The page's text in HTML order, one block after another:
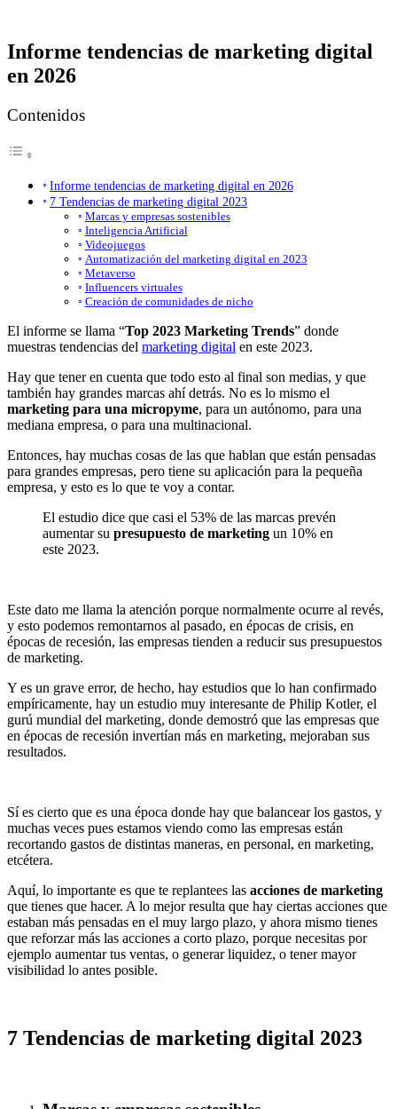
Informe tendencias de marketing digital
en 2026
Contenidos
Informe tendencias de marketing digital en 2026
7 Tendencias de marketing digital 2023
Marcas y empresas sostenibles
Inteligencia Artificial
Videojuegos
Automatización del marketing digital en 2023
Metaverso
Influencers virtuales
Creación de comunidades de nicho
El informe se llama “Top 2023 Marketing Trends” donde
muestras tendencias del marketing digital en este 2023.
Hay que tener en cuenta que todo esto al final son medias, y que
también hay grandes marcas ahí detrás. No es lo mismo el
marketing para una micropyme, para un autónomo, para una
mediana empresa, o para una multinacional.
Entonces, hay muchas cosas de las que hablan que están pensadas
para grandes empresas, pero tiene su aplicación para la pequeña
empresa, y esto es lo que te voy a contar.
El estudio dice que casi el 53% de las marcas prevén
aumentar su presupuesto de marketing un 10% en
este 2023.
Este dato me llama la atención porque normalmente ocurre al revés,
y esto podemos remontarnos al pasado, en épocas de crisis, en
épocas de recesión, las empresas tienden a reducir sus presupuestos
de marketing.
Y es un grave error, de hecho, hay estudios que lo han confirmado
empíricamente, hay un estudio muy interesante de Philip Kotler, el
gurú mundial del marketing, donde demostró que las empresas que
en épocas de recesión invertían más en marketing, mejoraban sus
resultados.
Sí es cierto que es una época donde hay que balancear los gastos, y
muchas veces pues estamos viendo como las empresas están
recortando gastos de distintas maneras, en personal, en marketing,
etcétera.
Aquí, lo importante es que te replantees las acciones de marketing
que tienes que hacer. A lo mejor resulta que hay ciertas acciones que
estaban más pensadas en el muy largo plazo, y ahora mismo tienes
que reforzar más las acciones a corto plazo, porque necesitas por
ejemplo aumentar tus ventas, o generar liquidez, o tener mayor
visibilidad lo antes posible.
7 Tendencias de marketing digital 2023